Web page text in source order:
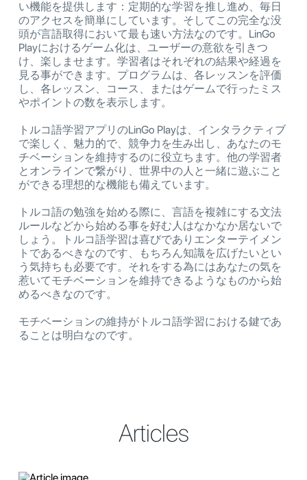
い機能を提供します：定期的な学習を推し進め、毎日
のアクセスを簡単にしています。そしてこの完全な没
頭が言語取得において最も速い方法なのです。LinGo
Playにおけるゲーム化は、ユーザーの意欲を引きつ
け、楽しませます。学習者はそれぞれの結果や経過を
見る事ができます。プログラムは、各レッスンを評価
し、各レッスン、コース、またはゲームで行ったミス
やポイントの数を表示します。
トルコ語学習アプリのLinGo Playは、インタラクティブ
で楽しく、魅力的で、競争力を生み出し、あなたのモ
チベーションを維持するのに役立ちます。他の学習者
とオンラインで繋がり、世界中の人と一緒に遊ぶこと
ができる理想的な機能も備えています。
トルコ語の勉強を始める際に、言語を複雑にする文法
ルールなどから始める事を好む人はなかなか居ないで
しょう。トルコ語学習は喜びでありエンターテイメン
トであるべきなのです、もちろん知識を広げたいとい
う気持ちも必要です。それをする為にはあなたの気を
惹いてモチベーションを維持できるようなものから始
めるべきなのです。
モチベーションの維持がトルコ語学習における鍵であ
ることは明白なのです。
Articles